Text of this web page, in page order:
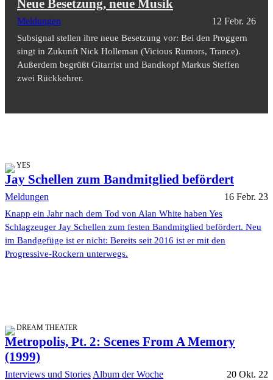
Neue Besetzung, neue Musik
Meldungen 12 Febr. 26
Subsignal stellen ihre neue Besetzung vor: Bei den Proggern
singt in Zukunft Nick Holleman (Vicious Rumors, Trance).
Außerdem begrüßt Gitarrist und Bandkopf Markus Steffen
zwei Rückkehrer.
YES
Jay Schellen zum Bandmitglied befördert
Meldungen 16 Febr. 23
Knapp ein Jahr nach dem Tod von Alan White haben Yes
Schlagzeuger Jay Schellen zum festen Bandmitglied befördert. Neu
im Bandgefüge ist er nicht: Bereits seit 2016 ist er mit den
Progressive-Rockern unterwegs.
DREAM THEATER
Metropolis, Pt. 2: Scenes From A Memory
(1999)
Interviews und Stories Album der Woche 20 Okt. 22